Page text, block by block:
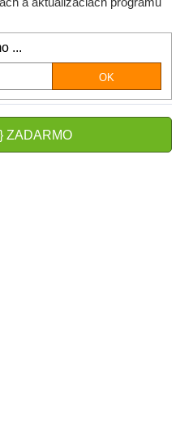
...
ZADARMO